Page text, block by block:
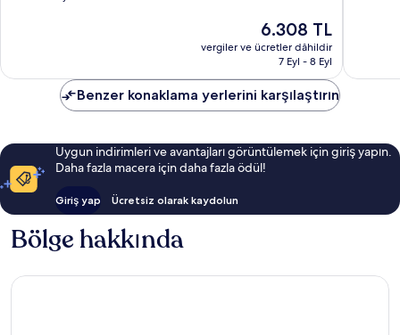
Güncel
fiyat:
6.308 TL
6.308 TL
vergiler ve ücretler dâhildir
7 Eyl - 8 Eyl
Benzer konaklama yerlerini karşılaştırın
Uygun indirimleri ve avantajları görüntülemek için giriş yapın.
Daha fazla macera için daha fazla ödül!
Giriş yap Ücretsiz olarak kaydolun
Bölge hakkında